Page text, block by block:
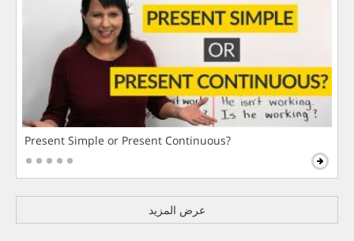
Present Simple or Present Continuous?
عرض المزيد